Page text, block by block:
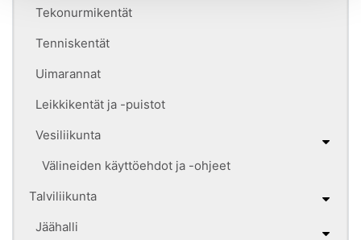
Tekonurmikentät
Tenniskentät
Uimarannat
Leikkikentät ja -puistot
Vesiliikunta
Välineiden käyttöehdot ja -ohjeet
Talviliikunta
Jäähalli